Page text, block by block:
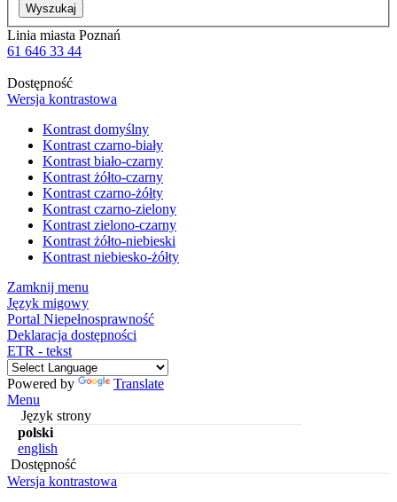
Wyszukaj
Linia miasta Poznań
61 646 33 44
Dostępność
Wersja kontrastowa
Kontrast domyślny
Kontrast czarno-biały
Kontrast biało-czarny
Kontrast żółto-czarny
Kontrast czarno-żółty
Kontrast czarno-zielony
Kontrast zielono-czarny
Kontrast żółto-niebieski
Kontrast niebiesko-żółty
Zamknij menu
Język migowy
Portal Niepełnosprawność
Deklaracja dostępności
ETR - tekst
Powered by
Translate
Menu
Język strony
polski
english
Dostępność
Wersja kontrastowa